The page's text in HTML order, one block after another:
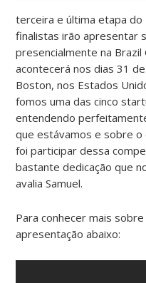
terceira e última etapa do
finalistas irão apresentar
presencialmente na
acontecerá nos dias 31
Boston, nos Estados
fomos uma das cinco
entendendo
que estávamos e sobre
foi participar dessa
bastante dedicação que
avalia Samuel.
Para conhecer mais
apresentação abaixo: